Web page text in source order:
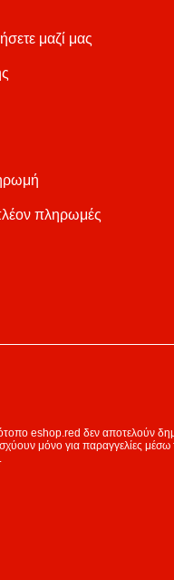
μαζί μας
πληρωμές
eshop.red δεν αποτελούν
μόνο για παραγγελίες μέσω